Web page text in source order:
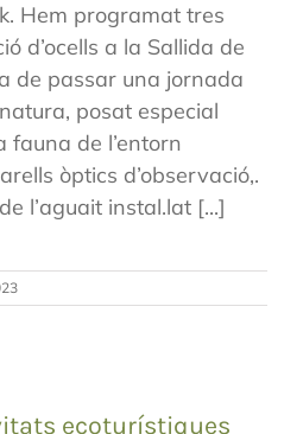
Hem programat tres
d’ocells a la Sallida de
de passar una jornada
posat especial
fauna de l’entorn
òptics d’observació,.
l’aguait instal.lat [...]
ecoturístiques